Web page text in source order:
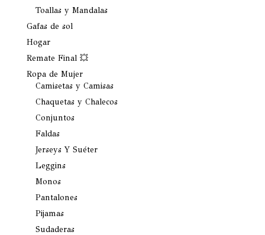
Toallas y Mandalas
Gafas de sol
Hogar
Remate Final 💥
Ropa de Mujer
Camisetas y Camisas
Chaquetas y Chalecos
Conjuntos
Faldas
Jerseys Y Suéter
Leggins
Monos
Pantalones
Pijamas
Sudaderas